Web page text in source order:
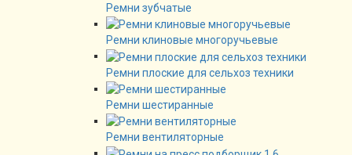
Ремни зубчатые
Ремни клиновые многоручьевые
Ремни плоские для сельхоз техники
Ремни шестиранные
Ремни вентиляторные